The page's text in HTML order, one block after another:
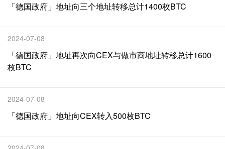
「德国政府」地址向三个地址转移总计1400枚BTC
2024-07-08
「德国政府」地址再次向CEX与做市商地址转移总计1600
枚BTC
2024-07-08
「德国政府」地址向CEX转入500枚BTC